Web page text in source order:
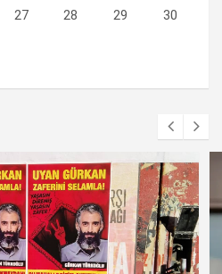
27 28 29
30